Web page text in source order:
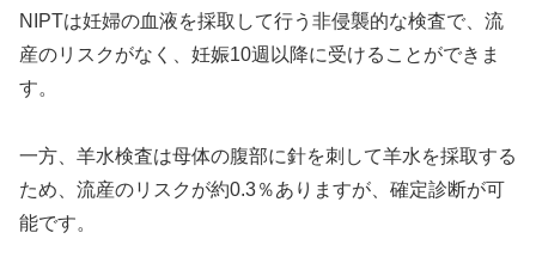
NIPTは妊婦の血液を採取して行う非侵襲的な検査で、流
産のリスクがなく、妊娠10週以降に受けることができま
す。
一方、羊水検査は母体の腹部に針を刺して羊水を採取する
ため、流産のリスクが約0.3％ありますが、確定診断が可
能です。